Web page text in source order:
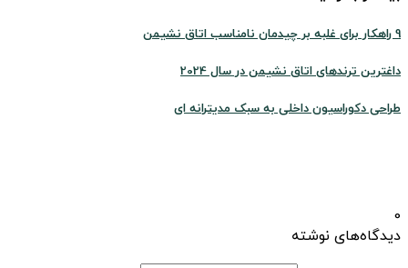
9 راهکار برای غلبه بر چیدمان نامناسب اتاق نشیمن
داغترین ترندهای اتاق نشیمن در سال 2024
طراحی دکوراسیون داخلی به سبک مدیترانه ای
0
دیدگاه‌های نوشته